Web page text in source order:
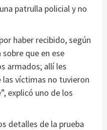
patrulla policial y no
haber recibido, según
que en ese
armados; allí les
las víctimas no tuvieron
explicó uno de los
detalles de la prueba